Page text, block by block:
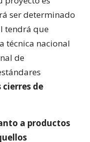
ser determinado
tendrá que
técnica nacional
de
cierres de
a productos